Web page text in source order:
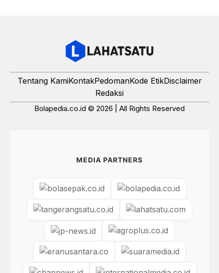
Tentang KamiKontakPedomanKode EtikDisclaimer
Redaksi
Bolapedia.co.id © 2026 | All Rights Reserved
MEDIA PARTNERS